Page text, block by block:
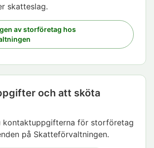
skatteslag.
av storföretag hos
och att sköta
kontaktuppgifterna för storföretag
på Skatteförvaltningen.